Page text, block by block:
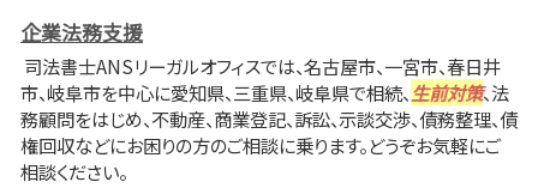
企業法務支援
司法書士ANSリーガルオフィスでは、名古屋市、一宮市、春日井
市、岐阜市を中心に愛知県、三重県、岐阜県で相続、 生前対策、法
務顧問をはじめ、不動産、商業登記、訴訟、示談交渉、債務整理、債
権回収などにお困りの方のご相談に乗ります。どうぞお気軽にご
相談ください。